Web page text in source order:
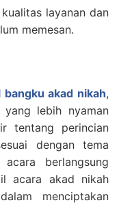
layanan dan
memesan.
bangku akad nikah,
yang lebih nyaman
tentang perincian
dengan tema
berlangsung
acara akad nikah
menciptakan